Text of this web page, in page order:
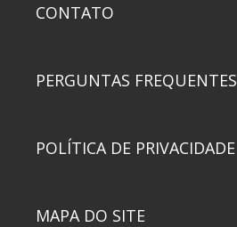
CONTATO
PERGUNTAS FREQUENTES
POLÍTICA DE PRIVACIDADE
MAPA DO SITE